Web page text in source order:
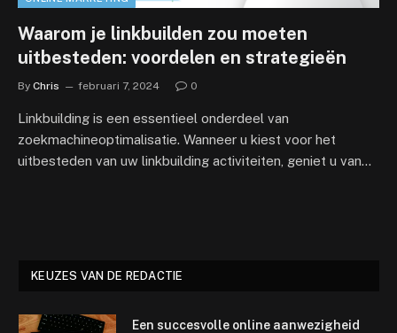
Waarom je linkbuilden zou moeten
uitbesteden: voordelen en strategieën
By Chris februari 7, 2024 0
Linkbuilding is een essentieel onderdeel van
zoekmachineoptimalisatie. Wanneer u kiest voor het
uitbesteden van uw linkbuilding activiteiten, geniet u van…
KEUZES VAN DE REDACTIE
Een succesvolle online aanwezigheid